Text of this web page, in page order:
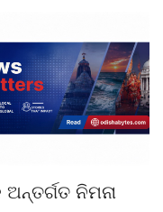
ନିମନା